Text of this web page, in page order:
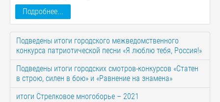
Подробнее...
Подведены итоги городского межведомственного
конкурса патриотической песни «Я люблю тебя, Россия!»
Подведены итоги городских смотров-конкурсов «Статен
в строю, силен в бою» и «Равнение на знамена»
итоги Стрелковое многоборье – 2021